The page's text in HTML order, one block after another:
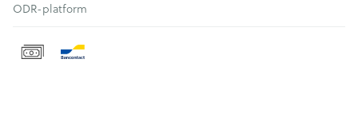
ODR-platform